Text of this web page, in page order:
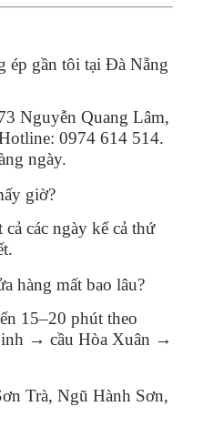
ép gần tôi tại Đà Nẵng
Nguyễn Quang Lâm,
0974 614 514.
ngày.
giờ?
các ngày kể cả thứ
hàng mất bao lâu?
15–20 phút theo
→ cầu Hòa Xuân →
Trà, Ngũ Hành Sơn,